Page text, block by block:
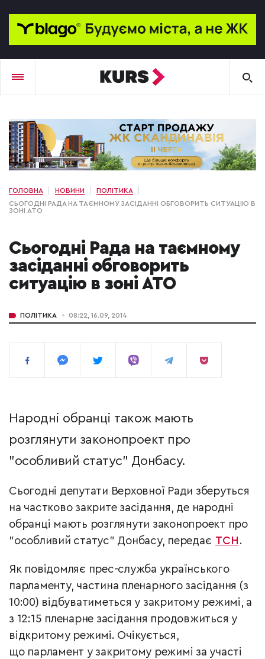
ГОЛОВНА НОВИНИ
ПОЛІТИКА
СЬОГОДНІ РАДА НА ТАЄМНОМУ ЗАСІДАННІ ОБГОВОРИТЬ СИТУАЦІЮ В
ЗОНІ АТО
Сьогодні Рада на таємному
засіданні обговорить
ситуацію в зоні АТО
ПОЛІТИКА 08:22, 16.09, 2014
Народні обранці також мають
розглянути законопроект про
"особливий статус" Донбасу.
Сьогодні депутати Верховної Ради зберуться
на частково закрите засідання, де народні
обранці мають розглянути законопроект про
"особливий статус" Донбасу, передає ТСН .
Як повідомляє прес-служба українського
парламенту, частина пленарного засідання (з
10:00) відбуватиметься у закритому режимі, а
з 12:15 пленарне засідання продовжиться у
відкритому режимі. Очікується,
що парламент у закритому режимі за участі